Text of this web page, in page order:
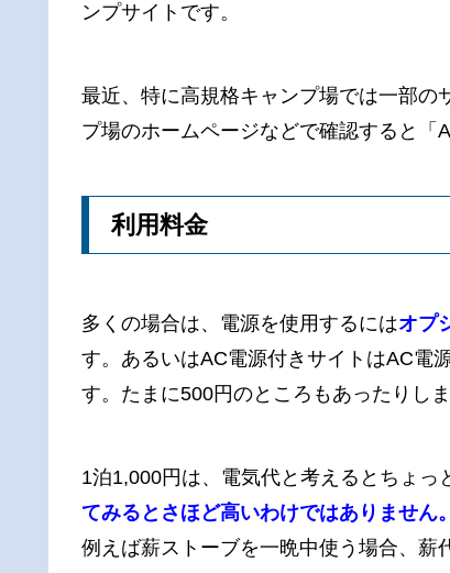
ンプサイトです。
最近、特に高規格キャンプ場では一部の
プ場のホームページなどで確認すると「
利用料金
多くの場合は、電源を使用するにはオプ
す。あるいはAC電源付きサイトはAC電
す。たまに500円のところもあったりし
1泊1,000円は、電気代と考えるとちょっ
てみるとさほど高いわけではありません。
例えば薪ストーブを一晩中使う場合、薪